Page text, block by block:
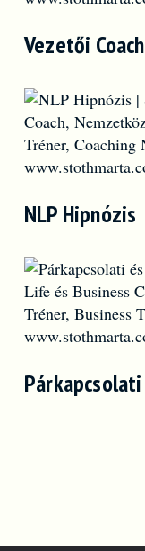
Vezetői
NLP Hipnózis